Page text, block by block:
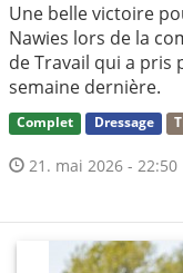
Une belle victoire
Nawies lors de la
de Travail qui a pris
semaine dernière.
Complet Dressage
21. mai 2026 - 22:50